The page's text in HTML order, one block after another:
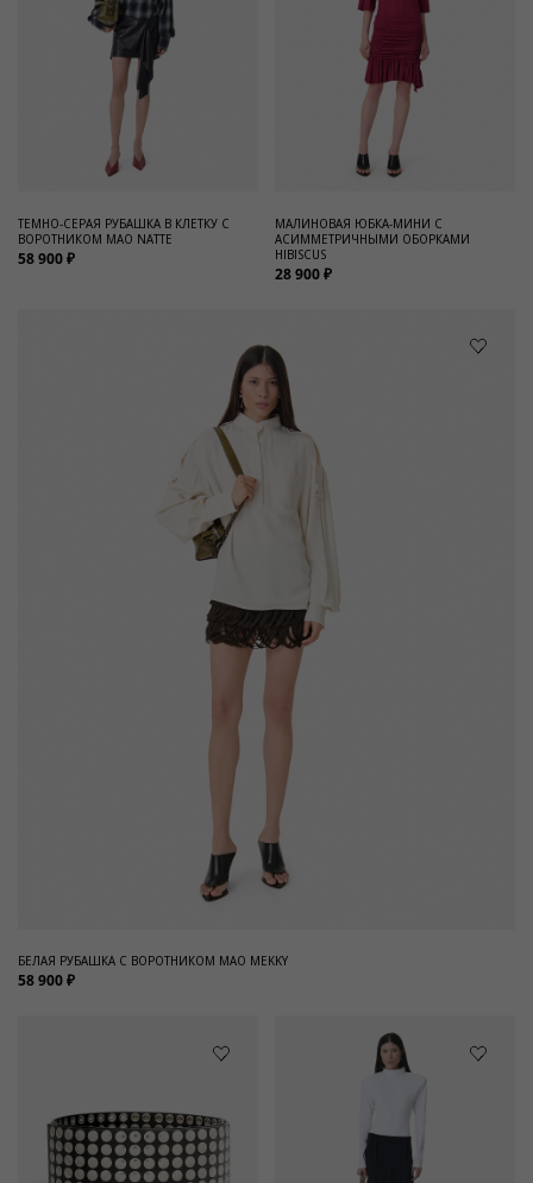
ТЕМНО-СЕРАЯ РУБАШКА В КЛЕТКУ С
ВОРОТНИКОМ МАО NATTE
58 900 ₽
МАЛИНОВАЯ ЮБКА-МИНИ С
АСИММЕТРИЧНЫМИ ОБОРКАМИ
HIBISCUS
28 900 ₽
БЕЛАЯ РУБАШКА С ВОРОТНИКОМ МАО MEKKY
58 900 ₽